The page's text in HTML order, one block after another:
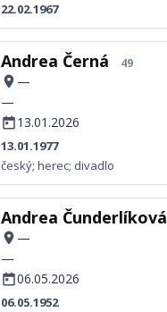
22.02.1967
Andrea Černá 49
—
—
13.01.2026
13.01.1977
český; herec; divadlo
Andrea Čunderlíková
—
—
06.05.2026
06.05.1952